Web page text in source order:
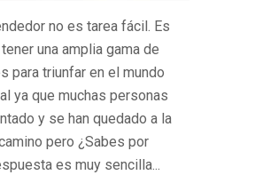
no es tarea fácil. Es
una amplia gama de
para triunfar en el mundo
ya que muchas personas
y se han quedado a la
pero ¿Sabes por
es muy sencilla...